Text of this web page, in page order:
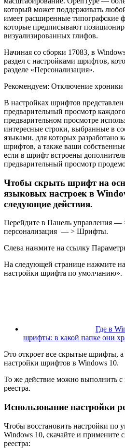
который может поддерживать
имеет расширенные типографские
которые предписывают
визуализированных глифов.
Начиная со сборки 17083, в
раздел с настройками шрифтов,
разделе «Персонализация».
Рекомендуем: Отключение хроники
В настройках шрифтов представлен
предварительный просмотр
предварительном просмотре
интересные строки, выбранные в
языками, для которых разработано
шрифтов, а также ваши
если в шрифт встроены
предварительный просмотр
Чтобы скрыть шрифт на
языковых настроек в
следующие действия.
Перейдите в Панель управления
персонализация — > Шрифты.
Слева нажмите на ссылку
На следующей странице нажмите
настройки шрифта по умолчанию».
Где в
шрифты: в какой папке они
Это откроет все скрытые шрифты, а
настройки шрифтов в Windows 10.
То же действие можно выполнить
реестра.
Использование настройки
Чтобы восстановить настройки по
Windows 10, скачайте и примените
реестра: